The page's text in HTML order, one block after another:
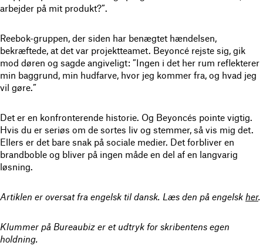
arbejder på mit produkt?”.
Reebok-gruppen, der siden har benægtet hændelsen,
bekræftede, at det var projektteamet. Beyoncé rejste sig, gik
mod døren og sagde angiveligt: ”Ingen i det her rum reflekterer
min baggrund, min hudfarve, hvor jeg kommer fra, og hvad jeg
vil gøre.”
Det er en konfronterende historie. Og Beyoncés pointe vigtig.
Hvis du er seriøs om de sortes liv og stemmer, så vis mig det.
Ellers er det bare snak på sociale medier. Det forbliver en
brandboble og bliver på ingen måde en del af en langvarig
løsning.
Artiklen er oversat fra engelsk til dansk. Læs den på engelsk her.
Klummer på Bureaubiz er et udtryk for skribentens egen
holdning.